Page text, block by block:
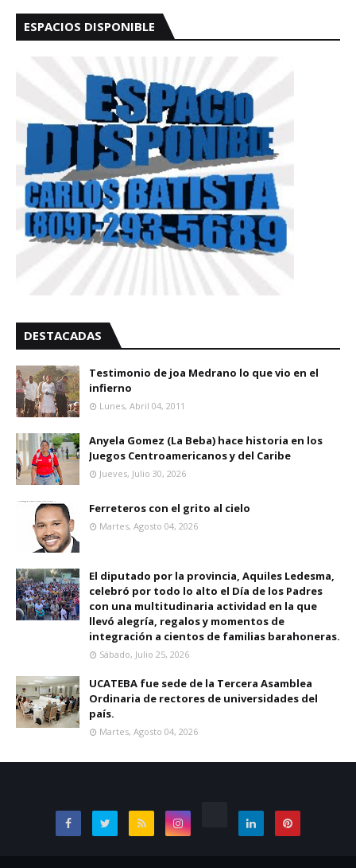
ESPACIOS DISPONIBLE
DESTACADAS
Testimonio de joa Medrano lo que vio en el
infierno
Lunes, Abril 04, 2011
Anyela Gomez (La Beba) hace historia en los
Juegos Centroamericanos y del Caribe
Jueves, Julio 30, 2026
Ferreteros con el grito al cielo
Martes, Agosto 04, 2026
El diputado por la provincia, Aquiles Ledesma,
celebró por todo lo alto el Día de los Padres
con una multitudinaria actividad en la que
llevó alegría, regalos y momentos de
integración a cientos de familias barahoneras.
Sábado, Julio 25, 2026
UCATEBA fue sede de la Tercera Asamblea
Ordinaria de rectores de universidades del
país.
Martes, Agosto 04, 2026